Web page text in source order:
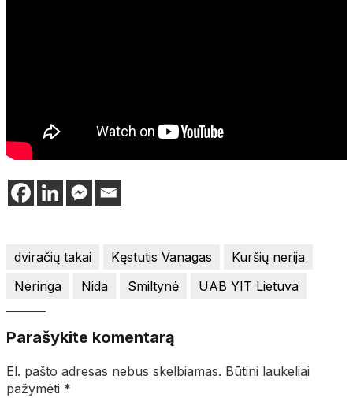
dviračių takai Kęstutis Vanagas
Kuršių nerija
Neringa
Nida Smiltynė UAB YIT Lietuva
Parašykite komentarą
El. pašto adresas nebus skelbiamas. Būtini laukeliai
pažymėti *